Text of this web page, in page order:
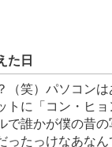
た日
（笑）パソコン
トに「コン・ヒョ
で誰かが僕の昔
ったっけなあな